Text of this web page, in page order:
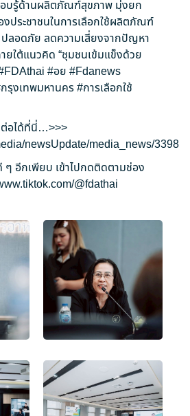
บรู้ด้านผลิตภัณฑ์สุขภาพ มุ่งยก
งประชาชนในการเลือกใช้ผลิตภัณฑ์
ลอดภัย ลดความเสี่ยงจากปัญหา
ใต้แนวคิด “ชุมชนเข้มแข็งด้วย
#อย #Fdanews
รุงเทพมหานคร#การเลือกใช้
อได้ที่นี่…>>>
newsUpdate/media_news/3398
อีกเพียบ เข้าไปกดติดตามช่อง
@fdathai